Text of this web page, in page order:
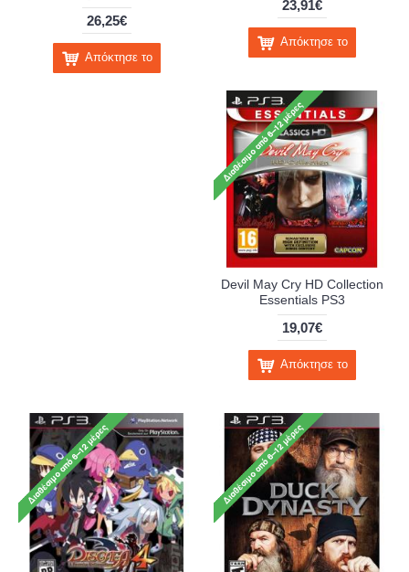
26,25€
Απόκτησε το
23,91€
Απόκτησε το
Devil May Cry HD Collection
Essentials PS3
19,07€
Απόκτησε το